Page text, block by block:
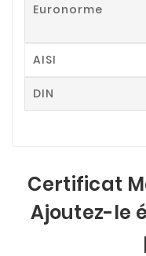
Euronorme
AISI
DIN
Certificat
Ajoutez-le